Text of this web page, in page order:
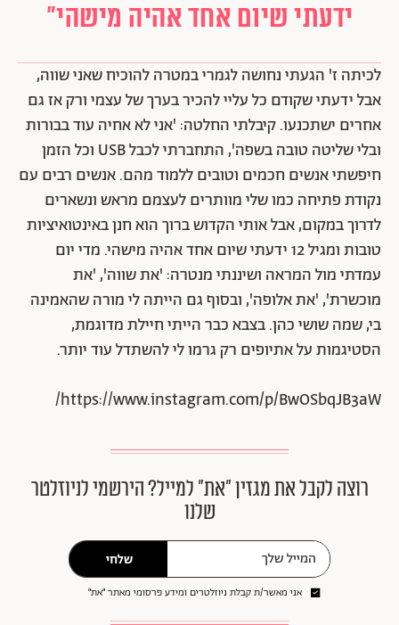
ידעתי שיום אחד אהיה מישהי"
לכיתה ז' הגעתי נחושה לגמרי במטרה להוכיח שאני שווה,
אבל ידעתי שקודם כל עליי להכיר בערך של עצמי ורק אז גם
אחרים ישתכנעו. קיבלתי החלטה: 'אני לא אחיה עוד בבורות
ובלי שליטה טובה בשפה', התחברתי לכבל USB וכל הזמן
חיפשתי אנשים חכמים וטובים ללמוד מהם. אנשים רבים עם
נקודת פתיחה כמו שלי מוותרים לעצמם מראש ונשארים
לדרוך במקום, אבל אותי הקדוש ברוך הוא חנן באינטואיציות
טובות ומגיל 12 ידעתי שיום אחד אהיה מישהי. מדי יום
עמדתי מול המראה ושיננתי מנטרה: 'את שווה', 'את
מוכשרת', 'את אלופה', ובסוף גם הייתה לי מורה שהאמינה
בי, שמה שושי כהן. בצבא כבר הייתי חיילת מדוגמת,
הסטיגמות על אתיופים רק גרמו לי להשתדל עוד יותר.
https://www.instagram.com/p/BwOSbqJB3aW/
רוצה לקבל את מגזין ״את״ למייל? הירשמי לניוזלטר
שלנו
שלחי
אני מאשר/ת קבלת ניוזלטרים ומידע פרסומי מאתר ״את״